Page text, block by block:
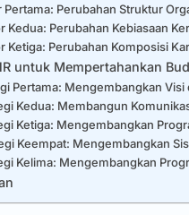
Pertama: Perubahan Struktur
Kedua: Perubahan Kebiasaan
Ketiga: Perubahan Komposisi
untuk Mempertahankan
Pertama: Mengembangkan Visi
Kedua: Membangun
Ketiga: Mengembangkan
Keempat: Mengembangkan
Kelima: Mengembangkan